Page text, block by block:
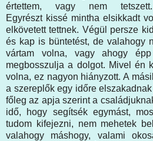
értettem, vagy nem tetszett.
Egyrészt kissé mintha elsikkadt
elkövetett tettnek. Végül persze
és kap is büntetést, de valahogy
vártam volna, vagy ahogy
megbosszulja a dolgot. Mivel én
volna, ez nagyon hiányzott. A
a szereplők egy időre
főleg az apja szerint a
idő, hogy segítsék egymást,
tudom kifejezni, nem mehetek
valahogy máshogy, valami